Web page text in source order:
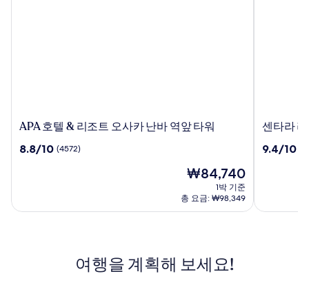
APA
텔
트
APA 호텔 & 리조트 오사카 난바 역앞 타워
10
8.8
8.8/10 (4572)
현
요
₩84,740
1박 기준
총 요금: ₩98,349
센
라
난
센타라
10
9.4
9.4/10
여행을 계획해 보세요!